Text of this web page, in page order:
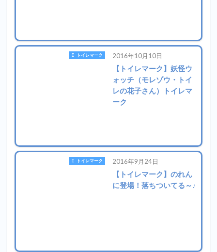
トイレマーク 2016年10月10日
【トイレマーク】妖怪ウ
ォッチ（モレゾウ・トイ
レの花子さん）トイレマ
ーク
トイレマーク 2016年9月24日
【トイレマーク】のれん
に登場！落ちついてる～♪